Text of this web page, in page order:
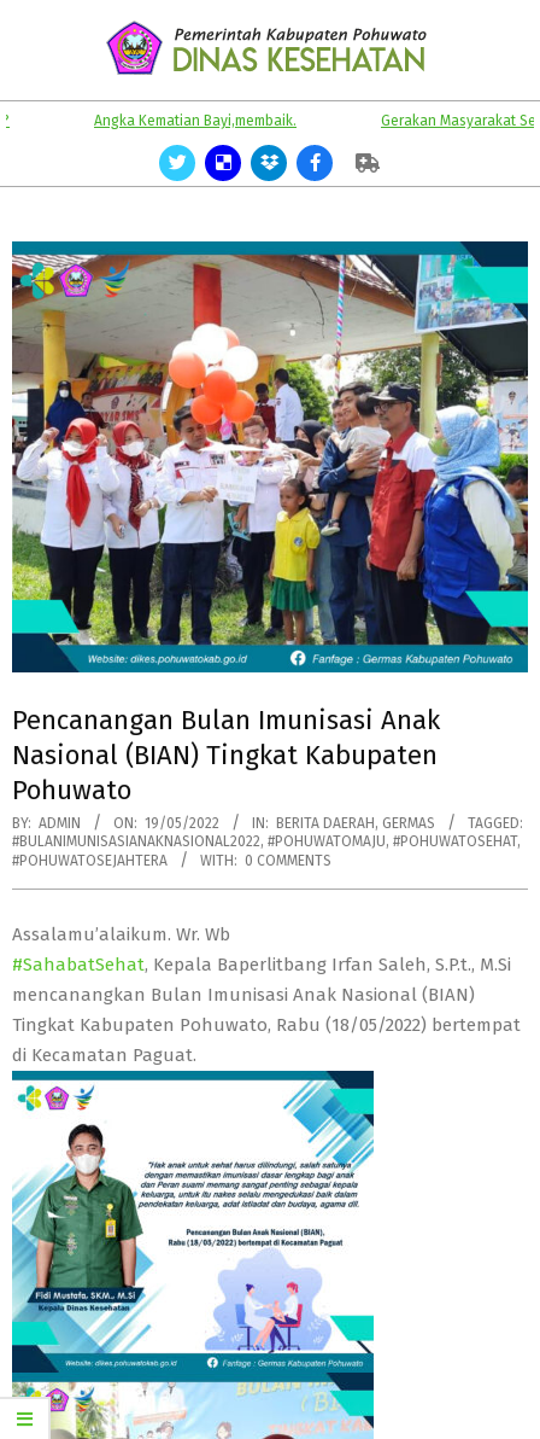
KABUPATEN
POHUWATO
PrimaryAngka Kematian Bayi,membaik. Gerakan Masyarakat Sehat.
Pencanangan Bulan Imunisasi Anak
Nasional (BIAN) Tingkat Kabupaten
Pohuwato
BY: ADMIN ON: 19/05/2022 IN: BERITA DAERAH, GERMAS
TAGGED:
#BULANIMUNISASIANAKNASIONAL2022, #POHUWATOMAJU, #POHUWATOSEHAT,
#POHUWATOSEJAHTERA
WITH: 0 COMMENTS
Assalamu’alaikum. Wr. Wb
#SahabatSehat, Kepala Baperlitbang Irfan Saleh, S.P.t., M.Si
mencanangkan Bulan Imunisasi Anak Nasional (BIAN)
Tingkat Kabupaten Pohuwato, Rabu (18/05/2022) bertempat
di Kecamatan Paguat.